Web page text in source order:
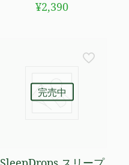
4.89
の評価
¥2,390
完売中